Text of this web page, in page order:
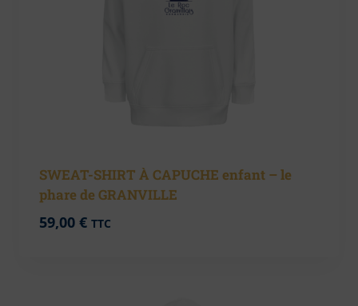
SWEAT-SHIRT À CAPUCHE enfant – le
phare de GRANVILLE
59,00 € TTC